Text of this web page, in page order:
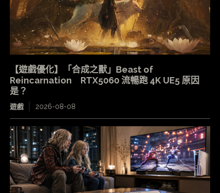
【遊戲優化】「合成之獸」Beast of
Reincarnation RTX5060 流暢跑 4K UE5 原因
是？
遊戲 2026-08-08